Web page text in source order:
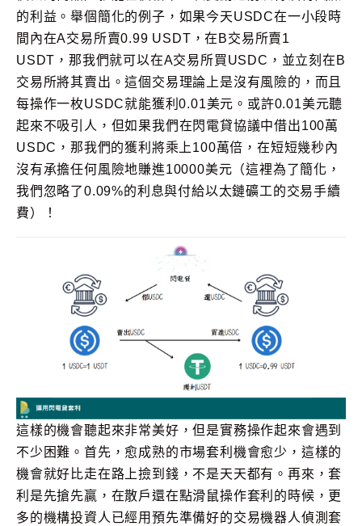
的利益。舉個簡化的例子，如果今天USDC在一小段時
間內在A交易所賣0.99 USDT，在B交易所賣1
USDT，那我們就可以在A交易所買USDC，並立刻在B
交易所將其賣出。這個交易理論上是沒有風險的，而且
每操作一枚USDC就能獲利0.01美元。或許0.01美元聽
起來不吸引人，但如果我們在閃電貸協議中借出100萬
USDC，那我們的獲利將乘上100萬倍，在短短幾秒內
沒有承擔任何風險地賺進10000美元（這裡為了簡化，
我們忽略了0.09%的利息與付給以太鏈礦工的交易手續
費）！
這樣的機會聽起來非常美好，但是實務操作起來會遇到
不少困難。首先，愈成熟的市場套利機會愈少，這樣的
機會就好比走在路上撿到錢，不是天天都有。再來，套
利是先搶先贏，在散戶還在點滑鼠操作套利的時候，更
多的機構投資人已經用預先準備好的交易機器人偵測套